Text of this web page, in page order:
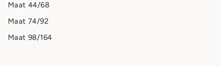
Maat 44/68
Maat 74/92
Maat 98/164